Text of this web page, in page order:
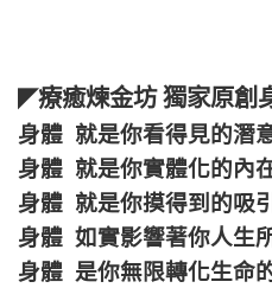
◤療癒煉金坊 獨家原創
身體 就是你看得見的潛
身體 就是你實體化的內
身體 就是你摸得到的吸
身體 如實影響著你人生
身體 是你無限轉化生命